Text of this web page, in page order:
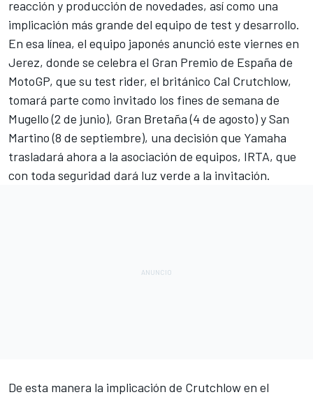
reacción y producción de novedades, así como una
implicación más grande del equipo de test y desarrollo.
En esa línea, el equipo japonés anunció este viernes en
Jerez, donde se celebra el Gran Premio de España de
MotoGP, que su test rider, el británico Cal Crutchlow,
tomará parte como invitado los fines de semana de
Mugello (2 de junio), Gran Bretaña (4 de agosto) y San
Martino (8 de septiembre), una decisión que Yamaha
trasladará ahora a la asociación de equipos, IRTA, que
con toda seguridad dará luz verde a la invitación.
De esta manera la implicación de Crutchlow en el